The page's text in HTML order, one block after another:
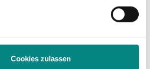
Cookies zulassen
Salzwasser macht Anfang Mai auf.
im September wieder.
ab.
sind so: